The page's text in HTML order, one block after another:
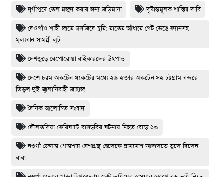
দূর্গাপুরে তেল মজুদ করার জন্য জড়িমানা দৃষ্টান্তমূলক শাস্তির দাবি
দেওগাঁও শাহী জামে মসজিদে চুরি: রাতের আঁধারে গেট ভেঙে ফ্যানসহ
মূল্যবান সামগ্রী লুট
দেশজুড়ে বেপোরোয়া বাইকারদের উৎপাত
দেশে চরম অকটেন সংকটের মধ্যে ২৬ হাজার অকটেন সহ চট্টগ্রাম বন্দরে
ভিড়ল দুই জ্বালানিবাহী জাহাজ
দৈনিক আলোচিত সংবাদ
দৌলতদিয়া ফেরিঘাটে বাসডুবির ঘটনায় নিহত বেড়ে ২৩
নওগাঁ জেলার পোরশায় নেশাগ্রস্থ ছেলেকে ভ্রাম্যমাণ আদালতে তুলে দিলেন
বাবা